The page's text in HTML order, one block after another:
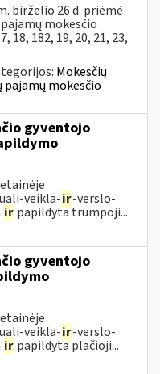
birželio 26 d. priėmė
mokesčio
18, 182, 19, 20, 21, 23,
Mokesčių
mokesčio
gyventojo
veikla-ir-verslo-
ir papildyta trumpoji...
gyventojo
veikla-ir-verslo-
ir papildyta plačioji...